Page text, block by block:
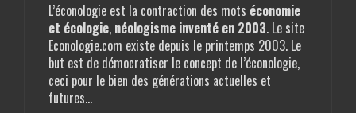
L’éconologie est la contraction des mots économie
et écologie, néologisme inventé en 2003. Le site
Econologie.com existe depuis le printemps 2003. Le
but est de démocratiser le concept de l’éconologie,
ceci pour le bien des générations actuelles et
futures…